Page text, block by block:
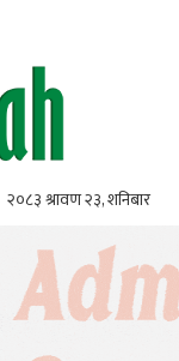
२०८३ श्रावण २३, शनिबार